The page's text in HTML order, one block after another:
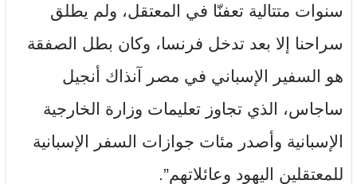
سنوات متتالية تعفنّا في المعتقل، ولم يطلق
سراحنا إلا بعد تدخل فرنسا، وكان بطل الصفقة
هو السفير الإسباني في مصر آنذاك أنجيل
ساجاس، الذي تجاوز تعليمات وزارة الخارجية
الإسبانية وأصدر مئات جوازات السفر الإسبانية
للمعتقلين اليهود وعائلاتهم”.